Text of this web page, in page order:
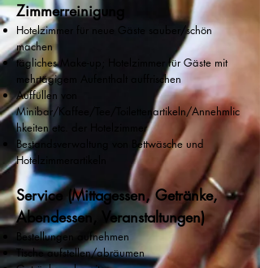
Zimmerreinigu
Hotelzimmer für neue Gäste sauber/schön
machen
tägliches Make-up; Hotelzimmer für Gäste mit
mehrtägigem Aufenthalt auffrischen
Auffüllen von
Minibar/Kaffee/Tee/Toilettenartikeln/Annehmlic
hkeiten etc. der Hotelzimmer
Bestandsverwaltung von Bettwäsche und
Hotelzimmerartikeln
Service (Mittagessen, Getränke,
Abendessen, Veranstaltungen)
Bestellungen aufnehmen
Tische aufstellen/abräumen